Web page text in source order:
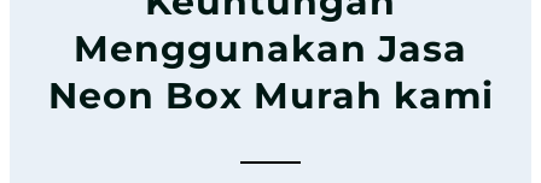
Menggunakan Jasa
Neon Box Murah kami